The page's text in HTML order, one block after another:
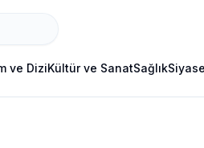
ve DiziKültür ve SanatSağlık